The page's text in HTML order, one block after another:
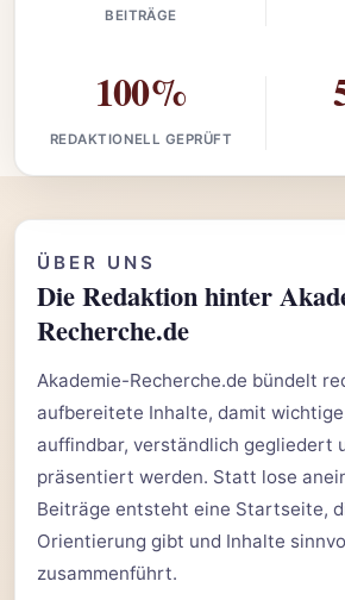
BEITRÄGE
100%
REDAKTIONELL GEPRÜFT
ÜBER UNS
Die Redaktion hinter
Recherche.de
Akademie-Recherche.de bündelt
aufbereitete Inhalte, damit
auffindbar, verständlich gegliedert
präsentiert werden. Statt lose
Beiträge entsteht eine Startseite,
Orientierung gibt und Inhalte
zusammenführt.